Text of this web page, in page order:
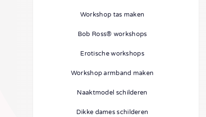
Workshop tas maken
Bob Ross® workshops
Erotische workshops
Workshop armband maken
Naaktmodel schilderen
Dikke dames schilderen